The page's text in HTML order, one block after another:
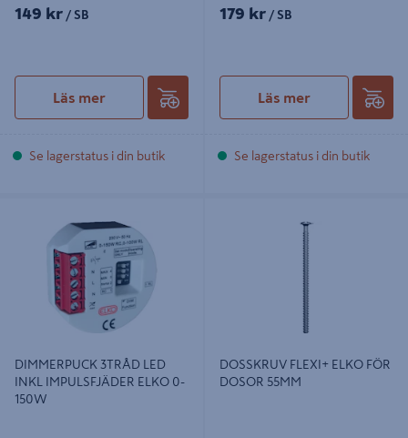
149 kr / SB
Läs mer
Se lagerstatus i din butik
179 kr / SB
Läs mer
Se lagerstatus i din butik
IMPULSFJÄDER ELKO 0-150W
DIMMERPUCK 3TRÅD LED
INKL IMPULSFJÄDER ELKO 0-
150W
DOSSKRUV FLEXI+ ELKO FÖR
DOSOR 55MM